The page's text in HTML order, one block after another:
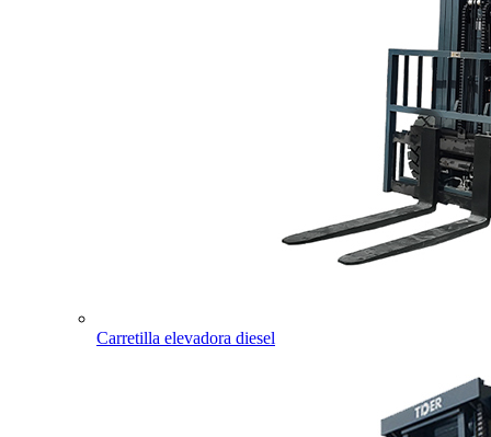
Carretilla elevadora diesel